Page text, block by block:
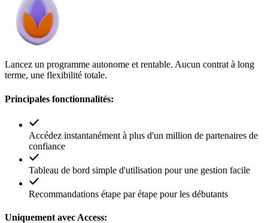
Lancez un programme autonome et rentable. Aucun contrat à long
terme, une flexibilité totale.
Principales fonctionnalités:
Accédez instantanément à plus d'un million de partenaires de
confiance
Tableau de bord simple d'utilisation pour une gestion facile
Recommandations étape par étape pour les débutants
Uniquement avec Access: